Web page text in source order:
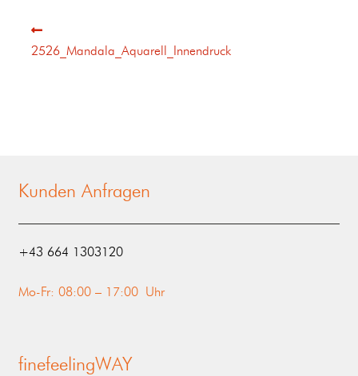
2526_Mandala_Aquarell_Innendruck
Kunden Anfragen
‭+43 664 1303120‬
Mo-Fr: 08:00 – 17:00 Uhr
finefeelingWAY